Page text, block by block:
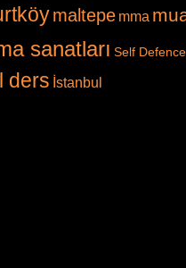
maltepe mma
sanatları Self Defence
ders İstanbul